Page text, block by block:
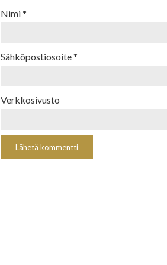
Nimi*
Sähköpostiosoite*
Verkkosivusto